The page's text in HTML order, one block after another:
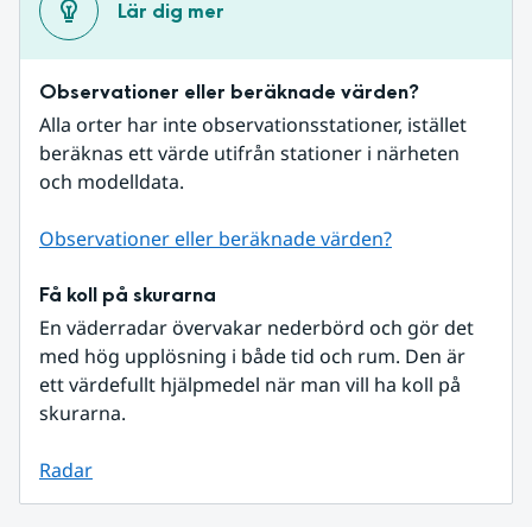
Lär dig mer
Observationer eller beräknade värden?
Alla orter har inte observationsstationer, istället
beräknas ett värde utifrån stationer i närheten
och modelldata.
Observationer eller beräknade värden?
Få koll på skurarna
En väderradar övervakar nederbörd och gör det
med hög upplösning i både tid och rum. Den är
ett värdefullt hjälpmedel när man vill ha koll på
skurarna.
Radar